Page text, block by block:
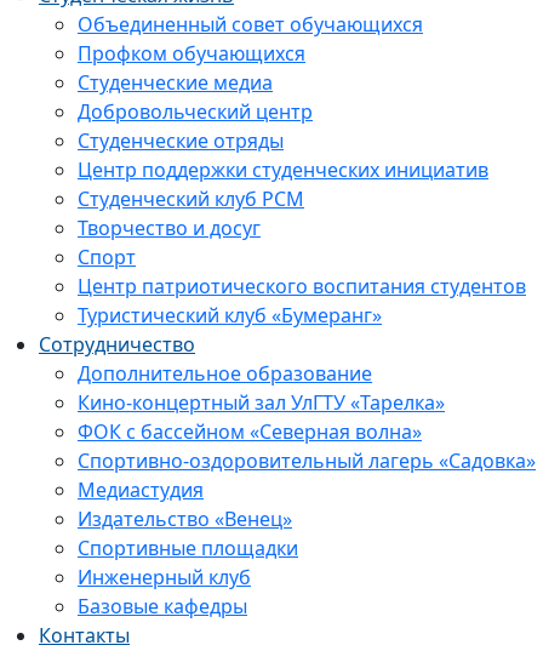
Объединенный совет обучающихся
Профком обучающихся
Студенческие медиа
Добровольческий центр
Студенческие отряды
Центр поддержки студенческих инициатив
Студенческий клуб РСМ
Творчество и досуг
Спорт
Центр патриотического воспитания студентов
Туристический клуб «Бумеранг»
Сотрудничество
Дополнительное образование
Кино-концертный зал УлГТУ «Тарелка»
ФОК с бассейном «Северная волна»
Спортивно-оздоровительный лагерь «Садовка»
Медиастудия
Издательство «Венец»
Спортивные площадки
Инженерный клуб
Базовые кафедры
Контакты